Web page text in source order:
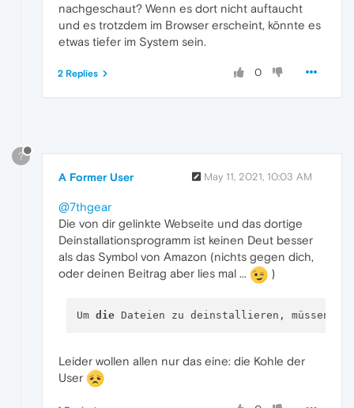
nachgeschaut? Wenn es dort nicht auftaucht
und es trotzdem im Browser erscheint, könnte es
etwas tiefer im System sein.
0
2 Replies
?
A Former User May 11, 2021, 10:03 AM
@7thgear
Die von dir gelinkte Webseite und das dortige
Deinstallationsprogramm ist keinen Deut besser
als das Symbol von Amazon (nichts gegen dich,
oder deinen Beitrag aber lies mal ...
)
Um die Dateien zu deinstallieren, müssen
Leider wollen allen nur das eine: die Kohle der
User